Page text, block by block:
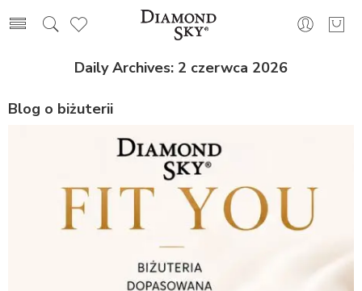
Daily Archives: 2 czerwca 2026
Blog o biżuterii